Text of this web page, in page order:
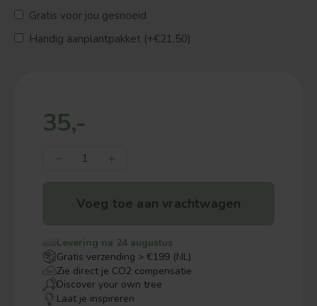
Gratis voor jou gesnoeid
Handig aanplantpakket (+€21,50)
35,-
Voeg toe aan vrachtwagen
Levering na 24 augustus
Gratis verzending > €199 (NL)
Zie direct je CO2 compensatie
Discover your own tree
Laat je inspireren